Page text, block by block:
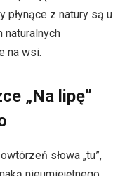
płynące z natury są u
naturalnych
na wsi.
„Na lipę”
słowa „tu”,